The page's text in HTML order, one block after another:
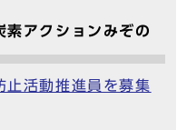
素アクションみぞの
活動推進員を募集